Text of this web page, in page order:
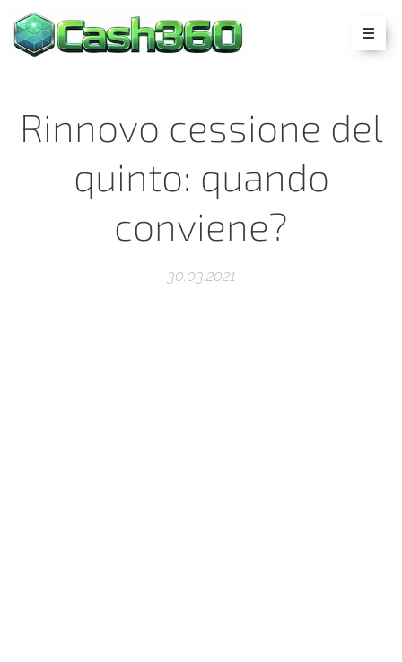
Rinnovo cessione del
quinto: quando
conviene?
30.03.2021